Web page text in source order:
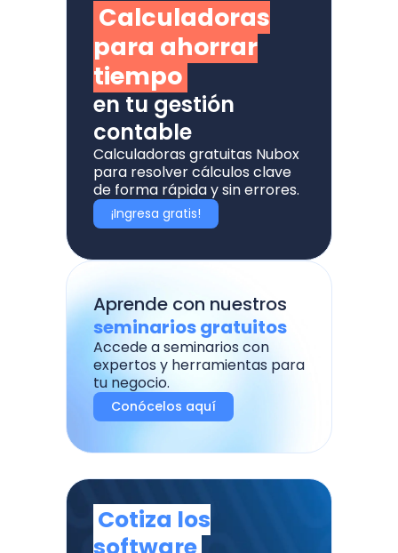
Calculadoras
para ahorrar
tiempo
en tu gestión
contable
Calculadoras gratuitas Nubox
para resolver cálculos clave
de forma rápida y sin errores.
¡Ingresa gratis!
Aprende con nuestros
seminarios gratuitos
Accede a seminarios con
expertos y herramientas para
tu negocio.
Conócelos aquí
Cotiza los